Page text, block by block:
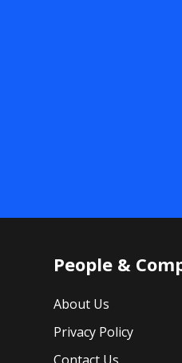
People &
About Us
Privacy Policy